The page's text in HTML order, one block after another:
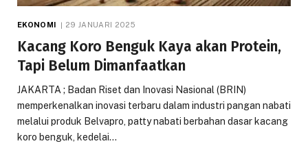
EKONOMI 29 JANUARI 2025
Kacang Koro Benguk Kaya akan Protein,
Tapi Belum Dimanfaatkan
JAKARTA ; Badan Riset dan Inovasi Nasional (BRIN)
memperkenalkan inovasi terbaru dalam industri pangan nabati
melalui produk Belvapro, patty nabati berbahan dasar kacang
koro benguk, kedelai…